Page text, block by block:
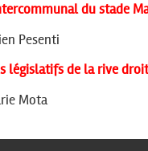
du stade
Pesenti
législatifs de la rive
Mota